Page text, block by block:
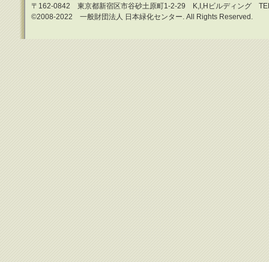
〒162-0842 東京都新宿区市谷砂土原町1-2-29 K,I,Hビルディング
©2008-2022 一般財団法人 日本緑化センター. All Rights Reserved.